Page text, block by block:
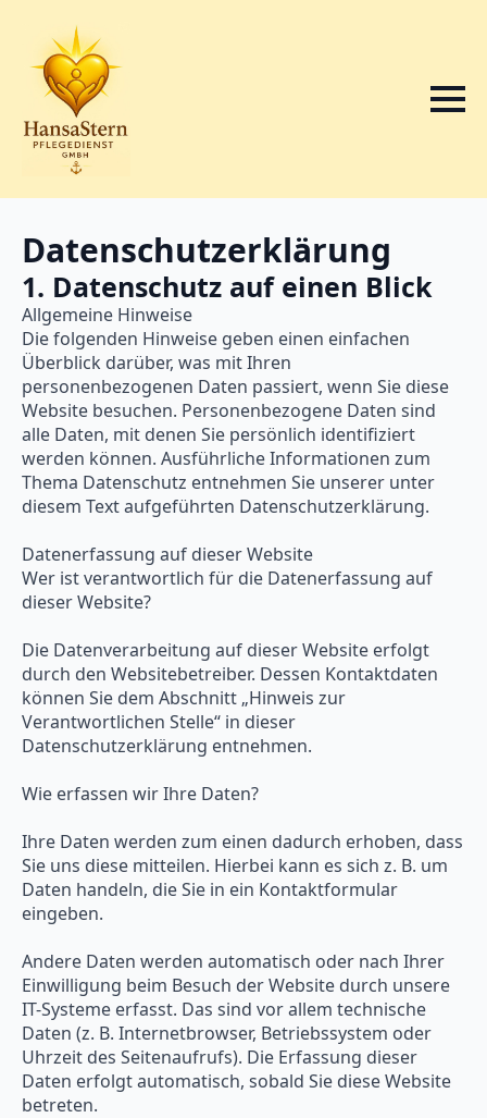
Datenschutz­erklärung
1. Datenschutz auf einen Blick
Allgemeine Hinweise
Die folgenden Hinweise geben einen einfachen
Überblick darüber, was mit Ihren
personenbezogenen Daten passiert, wenn Sie diese
Website besuchen. Personenbezogene Daten sind
alle Daten, mit denen Sie persönlich identifiziert
werden können. Ausführliche Informationen zum
Thema Datenschutz entnehmen Sie unserer unter
diesem Text aufgeführten Datenschutzerklärung.
Datenerfassung auf dieser Website
Wer ist verantwortlich für die Datenerfassung auf
dieser Website?
Die Datenverarbeitung auf dieser Website erfolgt
durch den Websitebetreiber. Dessen Kontaktdaten
können Sie dem Abschnitt „Hinweis zur
Verantwortlichen Stelle“ in dieser
Datenschutzerklärung entnehmen.
Wie erfassen wir Ihre Daten?
Ihre Daten werden zum einen dadurch erhoben, dass
Sie uns diese mitteilen. Hierbei kann es sich z. B. um
Daten handeln, die Sie in ein Kontaktformular
eingeben.
Andere Daten werden automatisch oder nach Ihrer
Einwilligung beim Besuch der Website durch unsere
IT-Systeme erfasst. Das sind vor allem technische
Daten (z. B. Internetbrowser, Betriebssystem oder
Uhrzeit des Seitenaufrufs). Die Erfassung dieser
Daten erfolgt automatisch, sobald Sie diese Website
betreten.